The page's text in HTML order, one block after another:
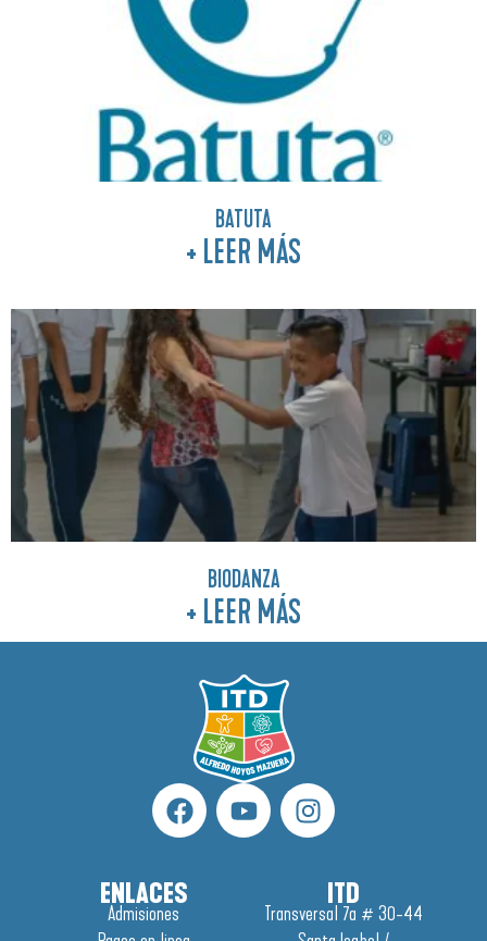
BATUTA
+ LEER MÁS
BIODANZA
+ LEER MÁS
ENLACES
Admisiones
ITD
Transversal 7a # 30-44